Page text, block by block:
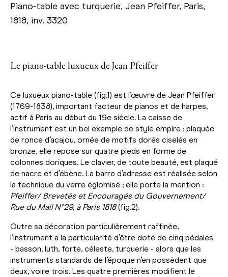
Piano-table avec turquerie, Jean Pfeiffer, Paris,
1818, inv. 3320
Le piano-table luxueux de Jean Pfeiffer
Ce luxueux piano-table (fig.1) est l’œuvre de Jean Pfeiffer
(1769-1838), important facteur de pianos et de harpes,
actif à Paris au début du 19e siècle. La caisse de
l’instrument est un bel exemple de style empire : plaquée
de ronce d’acajou, ornée de motifs dorés ciselés en
bronze, elle repose sur quatre pieds en forme de
colonnes doriques. Le clavier, de toute beauté, est plaqué
de nacre et d’ébène. La barre d’adresse est réalisée selon
la technique du verre églomisé ; elle porte la mention :
Pfeiffer/ Brevetés et Encouragés du Gouvernement/
Rue du Mail N°29, à Paris 1818(fig.2).
Outre sa décoration particulièrement raffinée,
l’instrument a la particularité d’être doté de cinq pédales
- basson, luth, forte, céleste, turquerie - alors que les
instruments standards de l’époque n’en possèdent que
deux, voire trois. Les quatre premières modifient le